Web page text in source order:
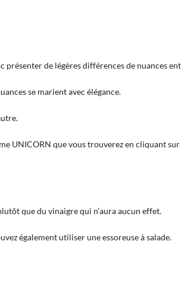
présenter de légères différences de nuances
se marient avec élégance.
UNICORN que vous trouverez en cliquant
que du vinaigre qui n’aura aucun effet.
également utiliser une essoreuse à salade.